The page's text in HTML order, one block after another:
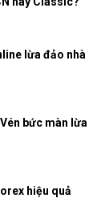
lừa đảo nhà
bức màn lừa
hiệu quả